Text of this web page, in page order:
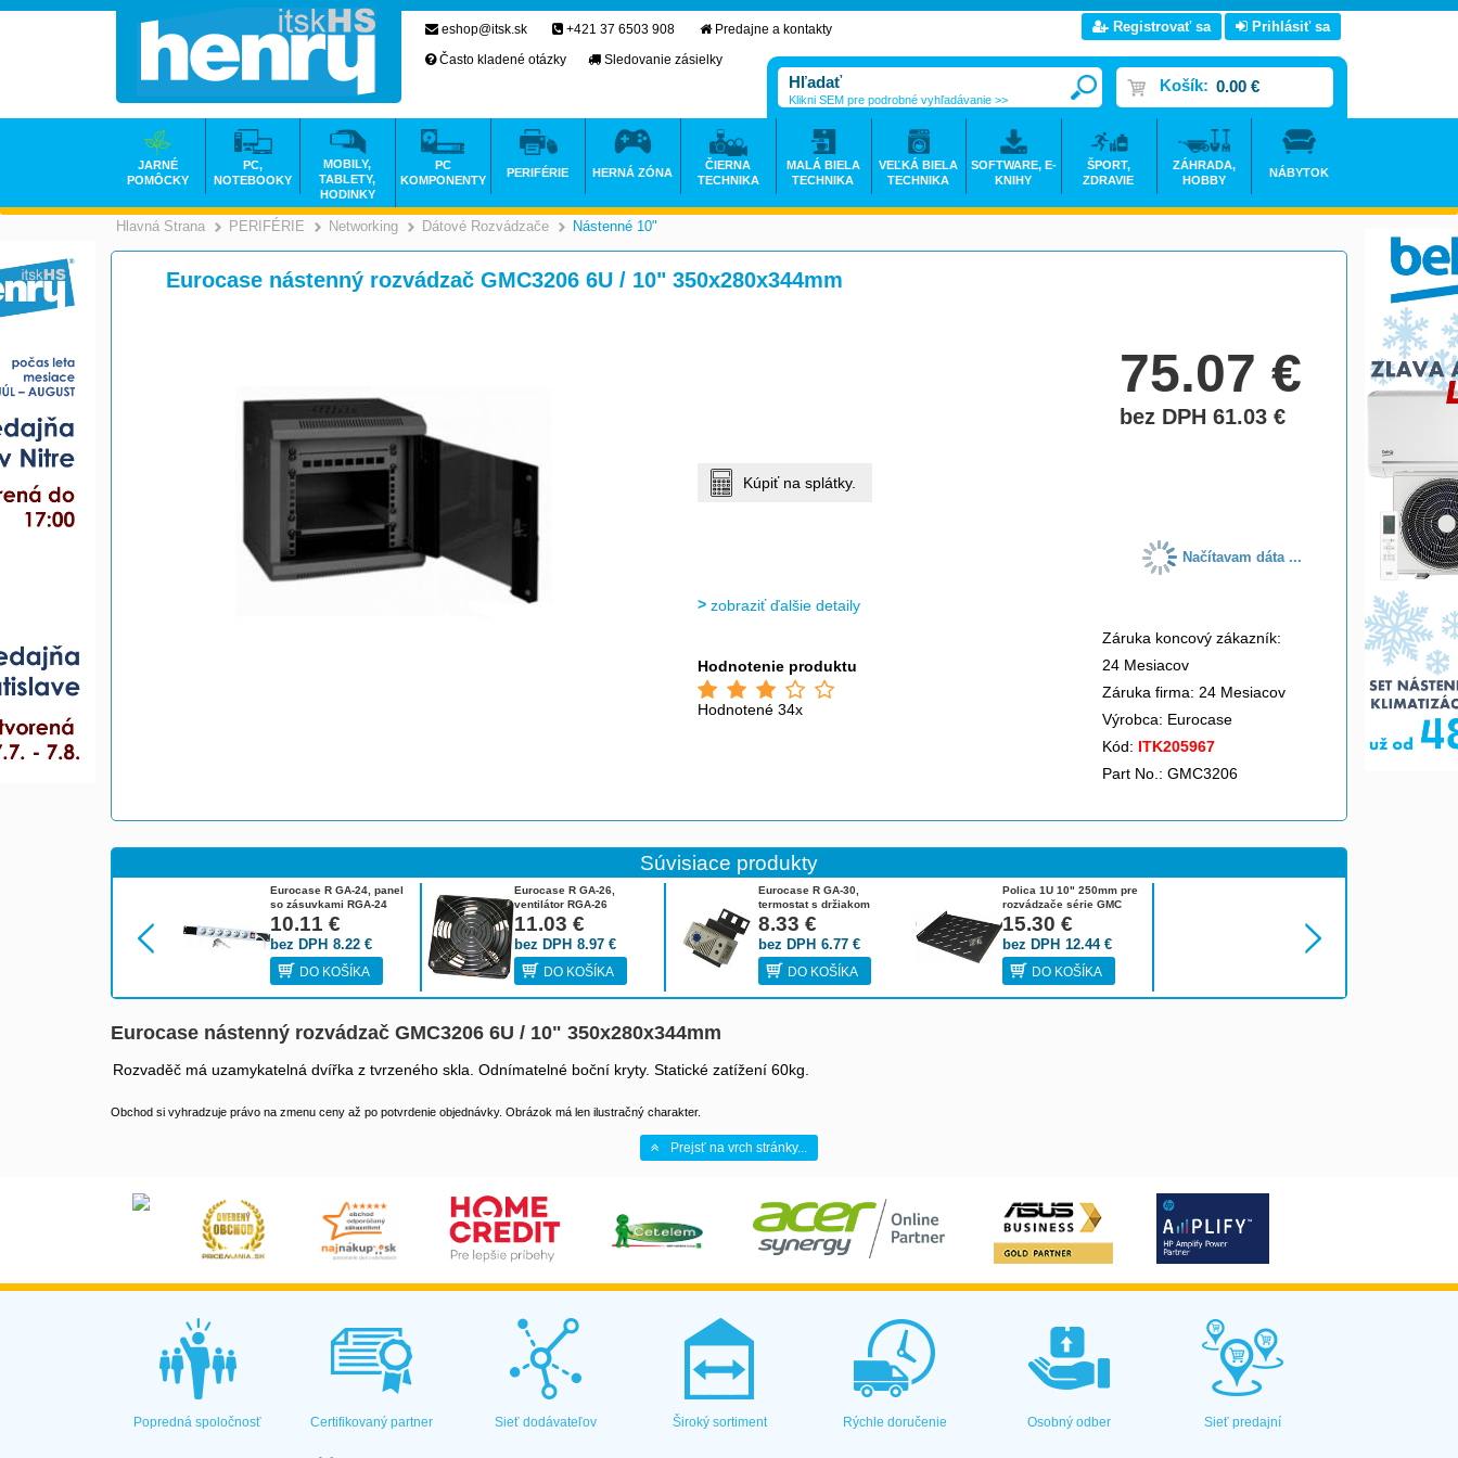
Hlavná Strana >
PERIFÉRIE >
Networking >
Dátové Rozvádzače >
Nástenné 10"
Eurocase nástenný rozvádzač GMC3206 6U / 10" 350x280x344mm
75.07€
bez DPH 61.03€
Kúpiť na splátky.
Načítavam dáta ...
zobraziť ďalšie detaily
Hodnotenie produktu
Hodnotené 34x
Záruka koncový zákazník:
24 Mesiacov
Záruka firma: 24 Mesiacov
Výrobca: Eurocase
Kód: ITK205967
Part No.: GMC3206
Súvisiace produkty
Eurocase R GA-24, panel
so zásuvkami RGA-24
10.11 €
8.22 €
bez DPH
DO KOŠÍKA
Eurocase R GA-26,
ventilátor RGA-26
11.03 €
8.97 €
bez DPH
DO KOŠÍKA
Eurocase R GA-30,
termostat s držiakom
RGA-30
8.33 €
6.77 €
bez DPH
DO KOŠÍKA
Polica 1U 10" 250mm pre
rozvádzače série GMC
GA-5-250-10
15.30 €
12.44€
bez DPH
DO KOŠÍKA
Eurocase nástenný rozvádzač GMC3206 6U / 10" 350x280x344mm
Rozvaděč má uzamykatelná dvířka z tvrzeného skla. Odnímatelné boční kryty. Statické zatížení 60kg.
Obchod si vyhradzuje právo na zmenu ceny až po potvrdenie objednávky. Obrázok má len ilustračný charakter.
Prejsť na vrch stránky...
eshop@itsk.sk +421 37 6503 908
Predajne a kontakty
Často kladené otázky
Sledovanie zásielky
Registrovať sa Prihlásiť sa
Košík: 0.00 €
Klikni SEM pre podrobné vyhľadávanie >>
JARNÉ
POMÔCKY
PC,
NOTEBOOKY
MOBILY,
TABLETY,
HODINKY
PC
KOMPONENTY
PERIFÉRIE HERNÁ ZÓNA
ČIERNA
TECHNIKA
MALÁ BIELA
TECHNIKA
VEĽKÁ BIELA
TECHNIKA
SOFTWARE, E-
KNIHY
ŠPORT,
ZDRAVIE
ZÁHRADA,
HOBBY
NÁBYTOK
Popredná spoločnosť Certifikovaný partner Sieť dodávateľov Široký sortiment Rýchle doručenie Osobný odber Sieť predajní